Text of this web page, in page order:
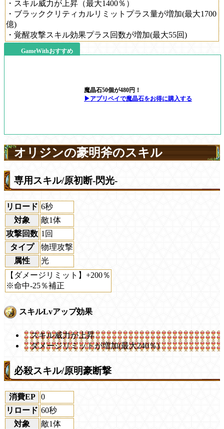
・スキル威力が上昇（最大1400％）
・ブラッククリティカルリミットプラス量が増加(最大1700
億)
・覚醒攻撃スキル効果プラス回数が増加(最大55回)
GameWithおすすめ
魔晶石50個が480円！
▶アプリペイで魔晶石をお得に購入する
オリジンの豪明斧のスキル
専用スキル/原初断-閃光-
リロード 6秒
対象
敵1体
攻撃回数 1回
タイプ
物理攻撃
属性
光
【ダメージリミット】+200％
※命中-25％補正
スキルLvアップ効果
スキル威力が上昇
ダメージリミットが増加(最大240％)
必殺スキル/原明豪断撃
消費EP
0
リロード 60秒
対象
敵1体